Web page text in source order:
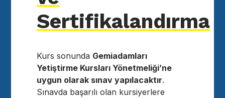
Sertifikalandırma
Kurs sonunda Gemiadamları
Yetiştirme Kursları Yönetmeliği’ne
uygun olarak sınav yapılacaktır.
Sınavda başarılı olan kursiyerlere